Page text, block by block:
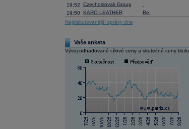
19:52
Czechoslovak Group
19:50
KARO LEATHER
Re:
Nejdiskutovanější zprávy dne
Vaše anketa
Vývoj odhadované cílové ceny a skutečné ceny titulu